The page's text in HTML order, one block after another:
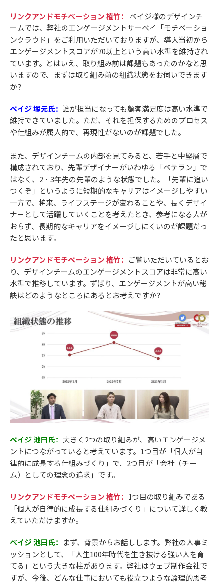
リンクアンドモチベーション 植竹：
ベイジ様のデザインチ
ームでは、弊社のエンゲージメントサーベイ「モチベーショ
ンクラウド」をご利用いただいておりますが、導入当初から
エンゲージメントスコアが70以上という高い水準を維持され
ています。とはいえ、取り組み前は課題もあったのかなと思
いますので、まずは取り組み前の組織状態をお伺いできます
か？
ベイジ 塚元氏： 誰が担当になっても顧客満足度は高い水準で
維持できていました。ただ、それを担保するためのプロセス
や仕組みが属人的で、再現性がないのが課題でした。
また、デザインチームの内部を見てみると、若手と中堅層で
構成されており、先輩デザイナーがいわゆる「ベテラン」で
はなく、2・3年先の先輩のような状態でした。「先輩に追い
つくぞ」というように短期的なキャリアはイメージしやすい
一方で、将来、ライフステージが変わることや、長くデザイ
ナーとして活躍していくことを考えたとき、参考になる人が
おらず、長期的なキャリアをイメージしにくいのが課題だっ
たと思います。
リンクアンドモチベーション 植竹： ご覧いただいているとお
り、デザインチームのエンゲージメントスコアは非常に高い
水準で推移しています。ずばり、エンゲージメントが高い秘
訣はどのようなところにあるとお考えですか？
ベイジ 池田氏： 大きく2つの取り組みが、高いエンゲージメ
ントにつながっていると考えています。1つ目が「個人が自
律的に成長する仕組みづくり」で、2つ目が「会社（チー
ム）としての理念の追求」です。
リンクアンドモチベーション 植竹： 1つ目の取り組みである
「個人が自律的に成長する仕組みづくり」について詳しく教
えていただけますか。
ベイジ 池田氏：
まず、背景からお話しします。弊社の人事ミ
ッションとして、「人生100年時代を生き抜ける強い人を育
てる」という大きな柱があります。弊社はウェブ制作会社で
すが、今後、どんな仕事においても役立つような論理的思考